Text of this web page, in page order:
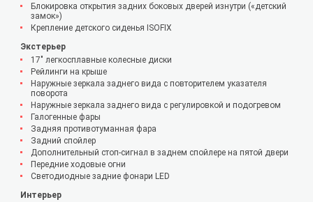
Блокировка открытия задних боковых дверей изнутри («детский
замок»)
Крепление детского сиденья ISOFIX
Экстерьер
17" легкосплавные колесные диски
Рейлинги на крыше
Наружные зеркала заднего вида с повторителем указателя
поворота
Наружные зеркала заднего вида с регулировкой и подогревом
Галогенные фары
Задняя противотуманная фара
Задний спойлер
Дополнительный стоп-сигнал в заднем спойлере на пятой двери
Передние ходовые огни
Светодиодные задние фонари LED
Интерьер